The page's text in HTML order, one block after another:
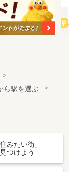
ら駅を選ぶ
住みたい街」
つけよう